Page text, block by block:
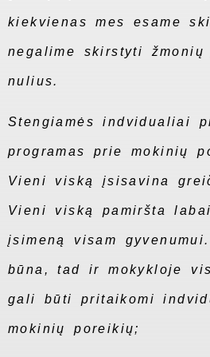
kiekvienas mes esame
negalime skirstyti
nulius.
Stengiamės indvidualiai
programas prie mokinių
Vieni viską įsisavina
Vieni viską pamiršta
įsimeną visam
būna, tad ir mokykloje
gali būti pritaikomi
mokinių poreikių;